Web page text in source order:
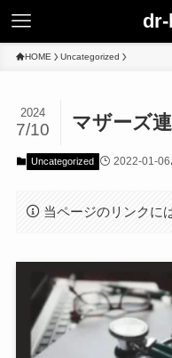
HOME Uncategorized
マザーズ
2024
7/10
Uncategorized 2022-01-06
当ページのリンクに